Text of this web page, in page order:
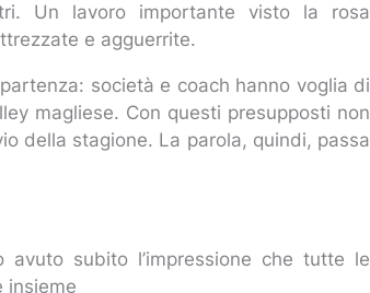
Un lavoro importante visto la rosa
e agguerrite.
società e coach hanno voglia di
magliese. Con questi presupposti non
della stagione. La parola, quindi, passa
subito l’impressione che tutte le
insieme